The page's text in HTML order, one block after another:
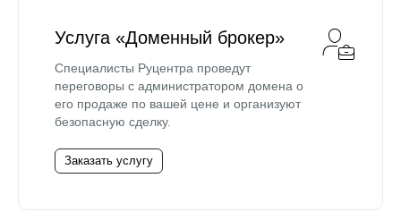
Услуга «Доменный брокер»
Специалисты Руцентра проведут
переговоры с администратором домена о
его продаже по вашей цене и организуют
безопасную сделку.
Заказать услугу